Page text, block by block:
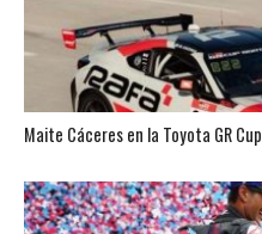
Maite Cáceres en la Toyota GR Cup